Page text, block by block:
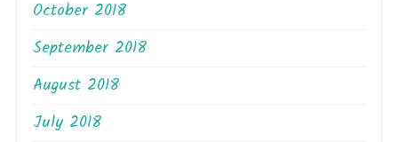
October 2018
September 2018
August 2018
July 2018